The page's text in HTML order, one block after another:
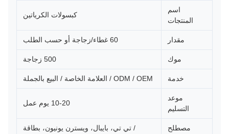
اسم
المنتجات
كبسولات الكرياتين
مقدار 60 غطاء/زجاجة أو حسب الطلب
موك 500 زجاجة
خدمة ODM / OEM / العلامة الخاصة / البيع بالجملة
موعد
التسليم
10-20 يوم عمل
مصطلح
/ تي تي، بايبال، ويسترن يونيون، بطاقة